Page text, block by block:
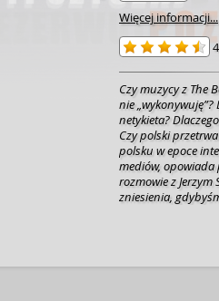
Więcej informacji...
Czy muzycy z The
nie
netykieta?
Czy polski przetrwa angielską
polsku w epoce
mediów, opowiada
rozmowie z Jerzym
zniesienia,
spokój!»” – Jan
Nie możemy się